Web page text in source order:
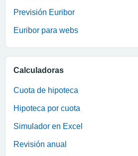
Previsión Euribor
Euribor para webs
Calculadoras
Cuota de hipoteca
Hipoteca por cuota
Simulador en Excel
Revisión anual